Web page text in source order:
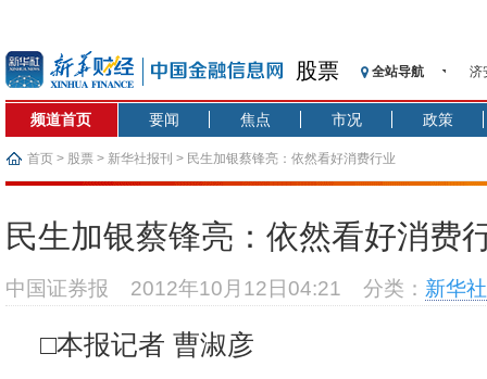
股票 全站导航
济
【
济
基
频道首页 要闻 焦点 市况 政策
首页 > 股票 > 新华社报刊 > 民生加银蔡锋亮：依然看好消费行业
民生加银蔡锋亮：依然看好消费
中国证券报 2012年10月12日04:21 分类： 新华
□本报记者 曹淑彦